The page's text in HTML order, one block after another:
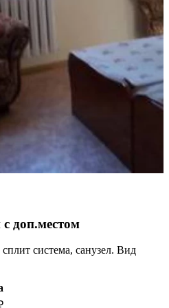
доп.местом
система, санузел. Вид